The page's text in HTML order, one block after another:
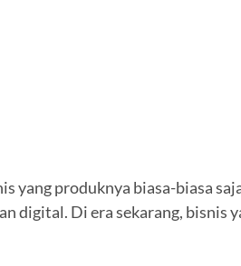
yang produknya biasa-biasa
digital. Di era sekarang,